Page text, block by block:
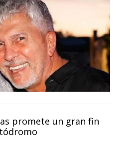
promete un gran fin